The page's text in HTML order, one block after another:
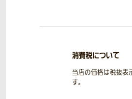
消費税について
当店の価格は税抜表
す。